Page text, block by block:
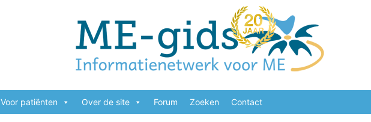
Voor patiënten Over de site Forum Zoeken Contact